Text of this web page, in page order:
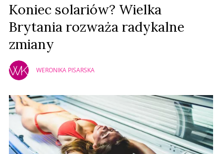
Koniec solariów? Wielka
Brytania rozważa radykalne
zmiany
WERONIKA PISARSKA